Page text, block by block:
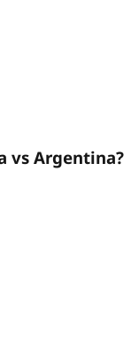
vs Argentina?